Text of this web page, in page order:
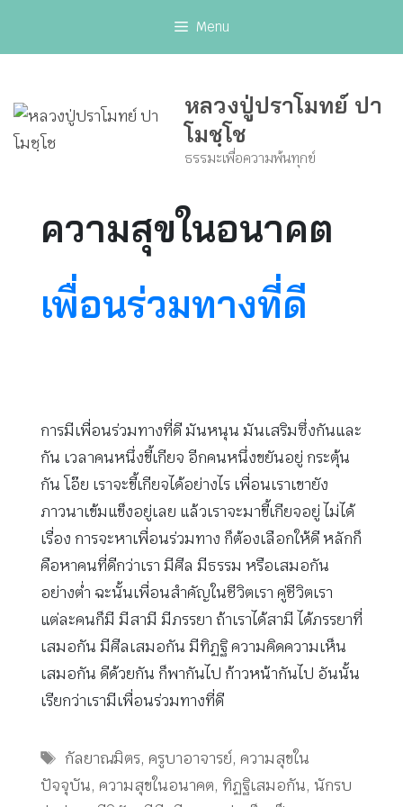
Menu
หลวงปู่ปราโมทย์ ปา
โมชฺโช
ธรรมะเพื่อความพ้นทุกข์
ความสุขในอนาคต
เพื่อนร่วมทางที่ดี
การมีเพื่อนร่วมทางที่ดี มันหนุน มันเสริมซึ่งกันและ
กัน เวลาคนหนึ่งขี้เกียจ อีกคนหนึ่งขยันอยู่ กระตุ้น
กัน โอ๊ย เราจะขี้เกียจได้อย่างไร เพื่อนเราเขายัง
ภาวนาเข้มแข็งอยู่เลย แล้วเราจะมาขี้เกียจอยู่ ไม่ได้
เรื่อง การจะหาเพื่อนร่วมทาง ก็ต้องเลือกให้ดี หลักก็
คือหาคนที่ดีกว่าเรา มีศีล มีธรรม หรือเสมอกัน
อย่างต่ำ ฉะนั้นเพื่อนสำคัญในชีวิตเรา คู่ชีวิตเรา
แต่ละคนก็มี มีสามี มีภรรยา ถ้าเราได้สามี ได้ภรรยาที่
เสมอกัน มีศีลเสมอกัน มีทิฏฐิ ความคิดความเห็น
เสมอกัน ดีด้วยกัน ก็พากันไป ก้าวหน้ากันไป อันนั้น
เรียกว่าเรามีเพื่อนร่วมทางที่ดี
Tags
กัลยาณมิตร,ครูบาอาจารย์,ความสุขใน
ปัจจุบัน, ความสุขในอนาคต, ทิฏฐิเสมอกัน, นักรบ